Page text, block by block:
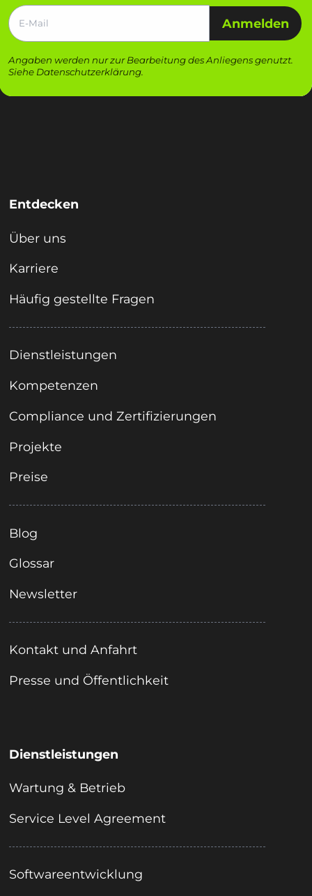
Anmelden
Angaben werden nur zur Bearbeitung des Anliegens genutzt.
Siehe Datenschutzerklärung.
Entdecken
Über uns
Karriere
Häufig gestellte Fragen
Dienstleistungen
Kompetenzen
Compliance und Zertifizierungen
Projekte
Preise
Blog
Glossar
Newsletter
Kontakt und Anfahrt
Presse und Öffentlichkeit
Dienstleistungen
Wartung & Betrieb
Service Level Agreement
Softwareentwicklung